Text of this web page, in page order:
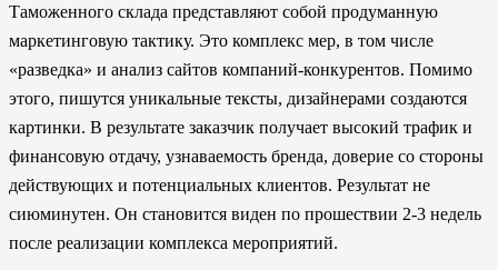
Таможенного склада представляют собой продуманную
маркетинговую тактику. Это комплекс мер, в том числе
«разведка» и анализ сайтов компаний-конкурентов. Помимо
этого, пишутся уникальные тексты, дизайнерами создаются
картинки. В результате заказчик получает высокий трафик и
финансовую отдачу, узнаваемость бренда, доверие со стороны
действующих и потенциальных клиентов. Результат не
сиюминутен. Он становится виден по прошествии 2-3 недель
после реализации комплекса мероприятий.